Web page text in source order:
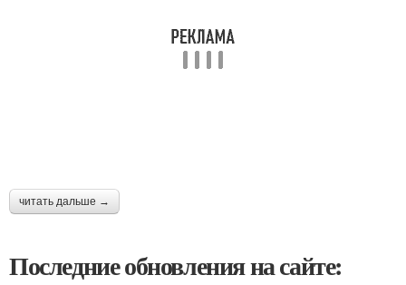
читать дальше →
Последние обновления на сайте: